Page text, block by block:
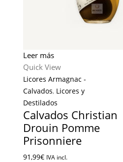
Leer más
Quick View
Licores Armagnac -
Calvados, Licores y
Destilados
Calvados Christian
Drouin Pomme
Prisonniere
91,99€ IVA incl.